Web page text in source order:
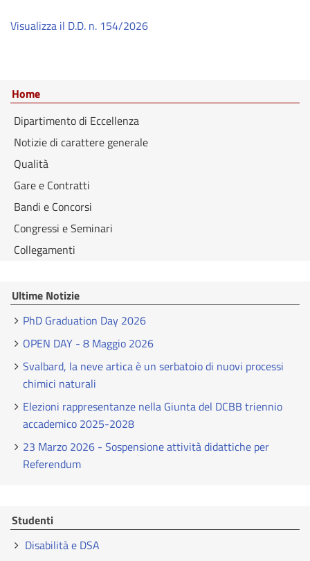
Visualizza il D.D. n. 154/2026
Home
Dipartimento di Eccellenza
Notizie di carattere generale
Qualità
Gare e Contratti
Bandi e Concorsi
Congressi e Seminari
Collegamenti
Ultime Notizie
PhD Graduation Day 2026
OPEN DAY - 8 Maggio 2026
Svalbard, la neve artica è un serbatoio di nuovi processi
chimici naturali
Elezioni rappresentanze nella Giunta del DCBB triennio
accademico 2025-2028
23 Marzo 2026 - Sospensione attività didattiche per
Referendum
Studenti
Disabilità e DSA